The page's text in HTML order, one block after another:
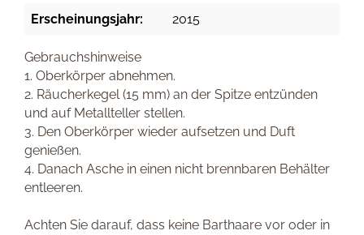
Erscheinungsjahr: 2015
Gebrauchshinweise
1. Oberkörper abnehmen.
2. Räucherkegel (15 mm) an der Spitze entzünden
und auf Metallteller stellen.
3. Den Oberkörper wieder aufsetzen und Duft
genießen.
4. Danach Asche in einen nicht brennbaren Behälter
entleeren.
Achten Sie darauf, dass keine Barthaare vor oder in